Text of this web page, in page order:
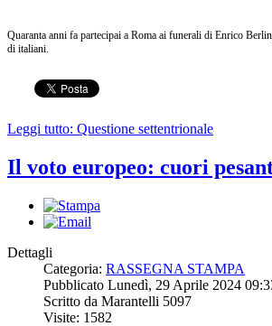
Quaranta anni fa partecipai a Roma ai funerali di Enrico
di italiani.
Leggi tutto: Questione settentrionale
Il voto europeo: cuori
Dettagli
Categoria: RASSEGNA STAMPA
Pubblicato Lunedì, 29 Aprile 2024
Scritto da Marantelli 5097
Visite: 1582